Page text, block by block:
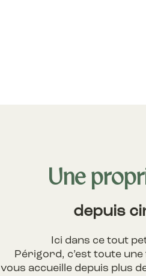
Une
depuis
Ici dans ce tout
Périgord, c’est toute
vous accueille depuis plus